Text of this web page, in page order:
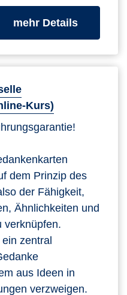
mehr Detailszum
Kurs)
dem Prinzip des
der Fähigkeit,
Ähnlichkeiten und
verknüpfen.
zentral
aus Ideen in
verzweigen.